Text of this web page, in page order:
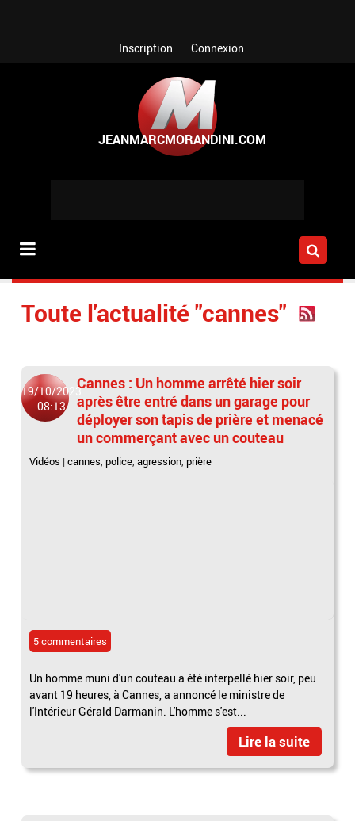
Inscription Connexion
Toute l'actualité "cannes"
19/10/2023
08:13
Cannes : Un homme arrêté hier soir
après être entré dans un garage pour
déployer son tapis de prière et menacé
un commerçant avec un couteau
Vidéos |cannes, police,agression, prière
5 commentaires
Un homme muni d'un couteau a été interpellé hier soir, peu
avant 19 heures, à Cannes, a annoncé le ministre de
l'Intérieur Gérald Darmanin. L'homme s'est...
Lire la suite